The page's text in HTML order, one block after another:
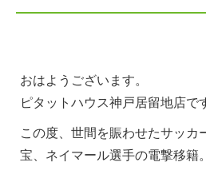
おはようございます。
ピタットハウス神戸居留地店で
この度、世間を賑わせたサッカ
宝、ネイマール選手の電撃移籍。